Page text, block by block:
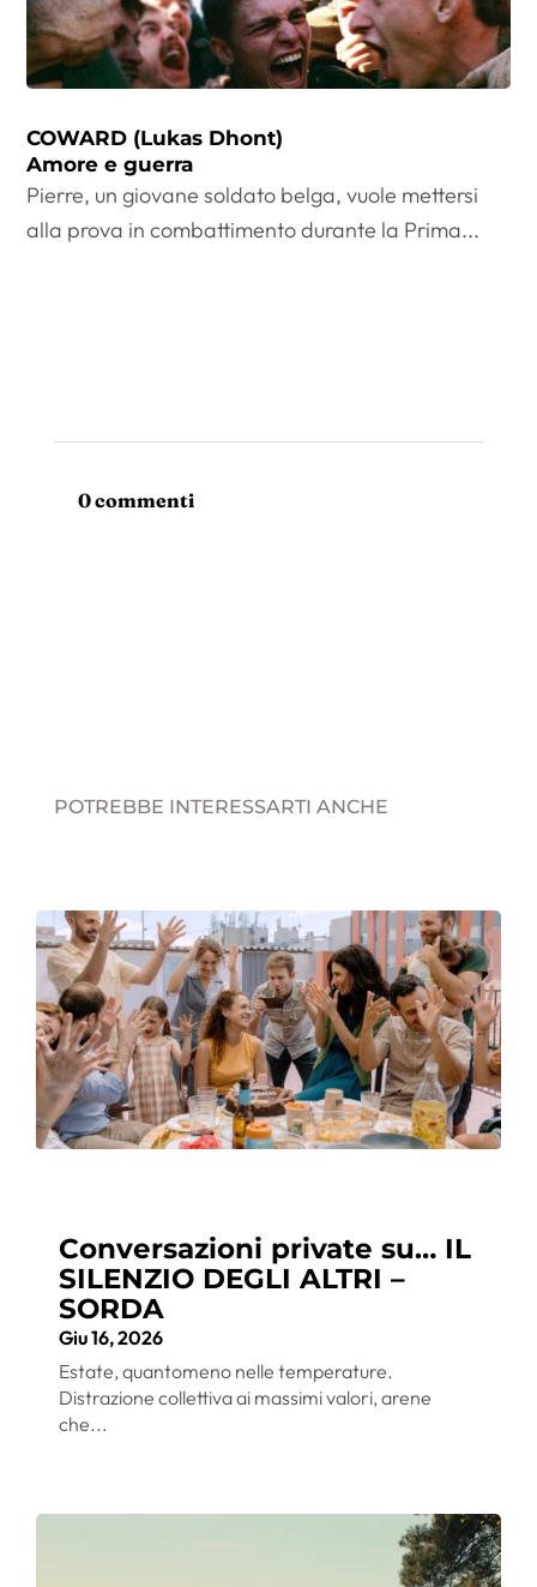
COWARD (Lukas Dhont)
Amore e guerra
Pierre, un giovane soldato belga, vuole mettersi
alla prova in combattimento durante la Prima...
0 commenti
POTREBBE INTERESSARTI ANCHE
Conversazioni private su… IL
SILENZIO DEGLI ALTRI –
SORDA
Giu 16, 2026
Estate, quantomeno nelle temperature.
Distrazione collettiva ai massimi valori, arene
che...